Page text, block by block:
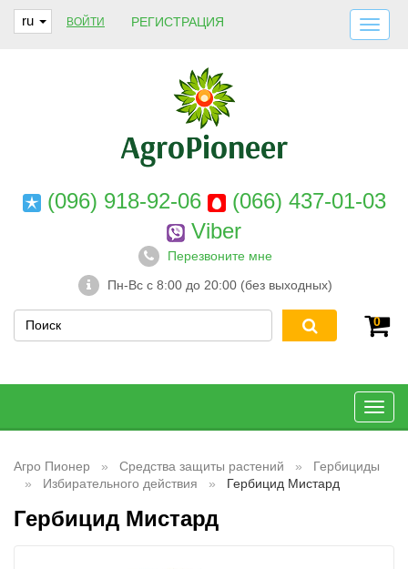
ru ВОЙТИ РЕГИСТРАЦИЯ
ДОСТАВКА И ОПЛАТА
О НАС
ГАРАНТИИ
КОНТАКТЫ
(096) 918-92-06
(066) 437-01-03
Viber
Перезвоните мне
Пн-Вс с 8:00 до 20:00 (без выходных)
0
Агро Пионер Средства защиты растений
Гербициды
Избирательного действия
Гербицид Мистард
Гербицид Мистард